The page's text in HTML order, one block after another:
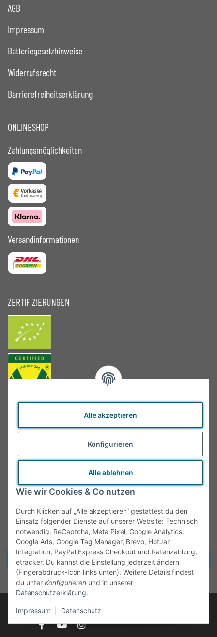
Alle akzeptieren
Konfigurieren
Alle ablehnen
Wie wir Cookies & Co nutzen
Durch Klicken auf „Alle akzeptieren“ gestattest du den
Einsatz folgender Dienste auf unserer Website: Technisch
notwendig, ReCaptcha, Meta Pixel, Google Analytics,
Google Ads, Google Tag Manager, Brevo, HotJar
Integration, PayPal Express Checkout und Ratenzahlung,
etracker. Du kannst die Einstellung jederzeit ändern
(Fingerabdruck-Icon links unten). Weitere Details findest
du unter Konfigurieren und in unserer
Datenschutzerklärung.
Impressum Datenschutz
AGB
Impressum
Batteriegesetzhinweise
Widerrufsrecht
Barrierefreiheitserklärung
ONLINESHOP
Zahlungsmöglichkeiten
Versandinformationen
ZERTIFIZIERUNGEN
Vertrag widerrufen
* Alle Preise inkl. gesetzlicher MwSt., zzgl.Versand
© Tante Olga